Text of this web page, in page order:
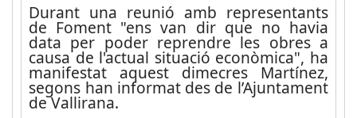
Durant una reunió amb representants
de Foment "ens van dir que no havia
data per poder reprendre les obres a
causa de l'actual situació econòmica", ha
manifestat aquest dimecres Martínez,
segons han informat des de l’Ajuntament
de Vallirana.